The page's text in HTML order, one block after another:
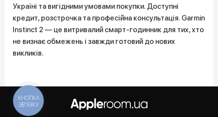
Україні та вигідними умовами покупки. Доступні
кредит, розстрочка та професійна консультація. Garmin
Instinct 2 — це витривалий смарт-годинник для тих, хто
не визнає обмежень і завжди готовий до нових
викликів.
КНОПКА
ЗВ'ЯЗКУ